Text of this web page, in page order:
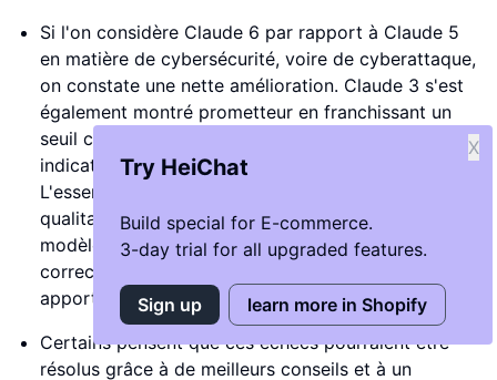
Si l'on considère Claude 6 par rapport à Claude 5
en matière de cybersécurité, voire de cyberattaque,
on constate une nette amélioration. Claude 3 s'est
également montré prometteur en franchissant un
seuil clé sur l'une des tâches, mais a nécessité des
indications substantielles pour y parvenir.
L'essentiel est que, lorsqu'il recevait des indications
qualitatives détaillées sur la structure de l'exploit, le
modèle parvenait souvent à élaborer un script
correct, avec seulement quelques corrections à
apporter pour le faire fonctionner.
Certains pensent que ces échecs pourraient être
résolus grâce à de meilleurs conseils et à un
Try HeiChat
Build special for E-commerce.
3-day trial for all upgraded features.
X
Sign up learn more in Shopify